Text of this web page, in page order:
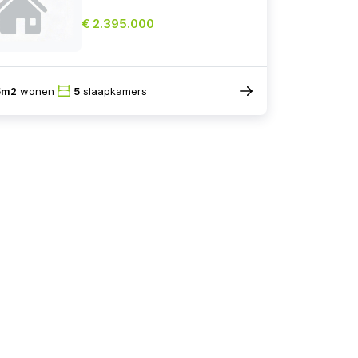
€ 2.395.000
wonen 5 slaapkamers